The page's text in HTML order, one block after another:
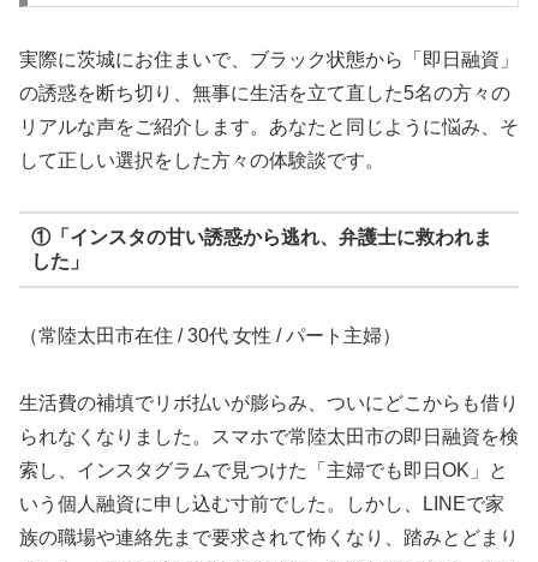
実際に茨城にお住まいで、ブラック状態から「即日融資」
の誘惑を断ち切り、無事に生活を立て直した5名の方々の
リアルな声をご紹介します。あなたと同じように悩み、そ
して正しい選択をした方々の体験談です。
①「インスタの甘い誘惑から逃れ、弁護士に救われま
した」
（常陸太田市在住 / 30代 女性 / パート主婦）
生活費の補填でリボ払いが膨らみ、ついにどこからも借り
られなくなりました。スマホで常陸太田市の即日融資を検
索し、インスタグラムで見つけた「主婦でも即日OK」と
いう個人融資に申し込む寸前でした。しかし、LINEで家
族の職場や連絡先まで要求されて怖くなり、踏みとどまり